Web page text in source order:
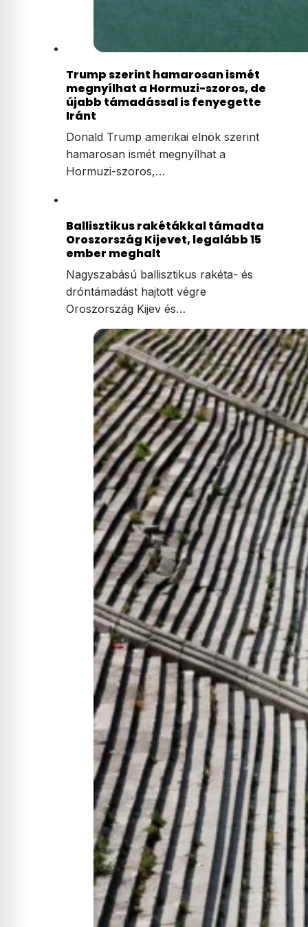
Trump szerint hamarosan ismét
megnyílhat a Hormuzi-szoros, de
újabb támadással is fenyegette
Iránt
Donald Trump amerikai elnök szerint
hamarosan ismét megnyílhat a
Hormuzi-szoros,…
Ballisztikus rakétákkal támadta
Oroszország Kijevet, legalább 15
ember meghalt
Nagyszabású ballisztikus rakéta- és
dróntámadást hajtott végre
Oroszország Kijev és…